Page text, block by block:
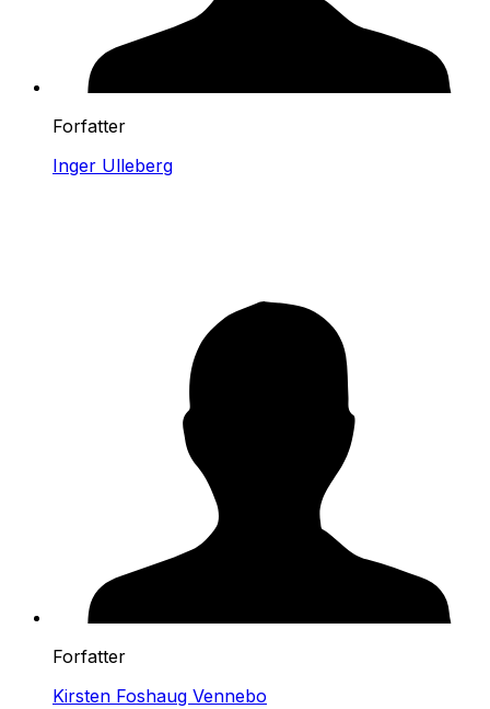
Forfatter
Inger Ulleberg
Forfatter
Kirsten Foshaug Vennebo